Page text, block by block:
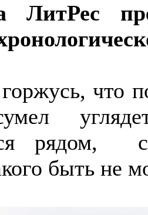
ЛитРес
что
рядом,
быть не